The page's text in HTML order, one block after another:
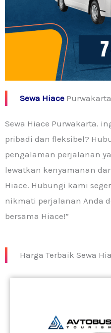
Sewa Hiace Purwakarta
Sewa Hiace Purwakarta.
pribadi dan fleksibel?
pengalaman perjalanan
lewatkan kenyamanan
Hiace. Hubungi kami
nikmati perjalanan Anda
bersama Hiace!”
Harga Terbaik Sewa